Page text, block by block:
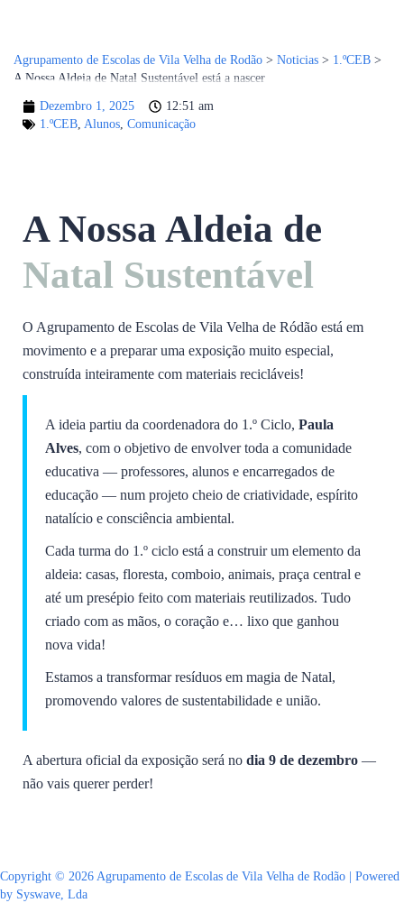
Agrupamento de Escolas de Vila Velha de Rodão > Noticias > 1.ºCEB >
A Nossa Aldeia de Natal Sustentável está a nascer
Dezembro 1, 2025
12:51 am
1.ºCEB, Alunos, Comunicação
A Nossa Aldeia de
Natal Sustentável
O Agrupamento de Escolas de Vila Velha de Ródão está em
movimento e a preparar uma exposição muito especial,
construída inteiramente com materiais recicláveis!
A ideia partiu da coordenadora do 1.º Ciclo, Paula
Alves, com o objetivo de envolver toda a comunidade
educativa — professores, alunos e encarregados de
educação — num projeto cheio de criatividade, espírito
natalício e consciência ambiental.
Cada turma do 1.º ciclo está a construir um elemento da
aldeia: casas, floresta, comboio, animais, praça central e
até um presépio feito com materiais reutilizados. Tudo
criado com as mãos, o coração e… lixo que ganhou
nova vida!
Estamos a transformar resíduos em magia de Natal,
promovendo valores de sustentabilidade e união.
A abertura oficial da exposição será no dia 9 de dezembro —
não vais querer perder!
Copyright © 2026 Agrupamento de Escolas de Vila Velha de Rodão | Powered
by Syswave, Lda